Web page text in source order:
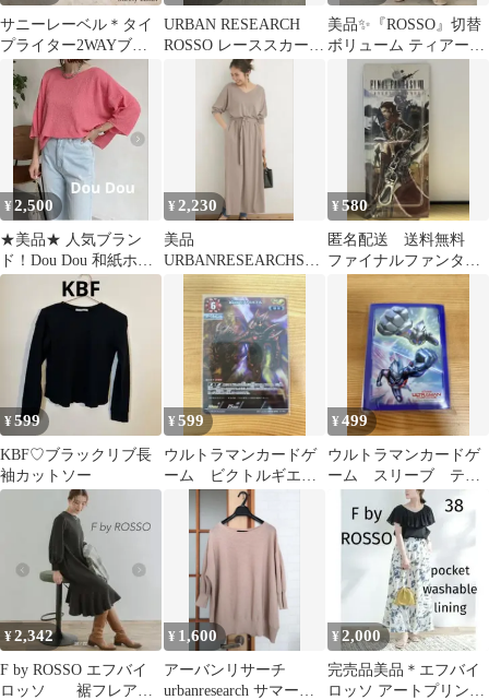
サニーレーベル＊タイ
プライター2WAYブラ
ウス
URBAN RESEARCH
ROSSO レーススカート
タイト Iライン 36
美品✨『ROSSO』切替
ボリューム ティアード
ギャザー マキシ スカー
¥2,500
★美品★ 人気ブラン
ド！Dou Dou 和紙ホー
ルガーメントボートネ
ックニット
¥ 2,230
美品
URBANRESEARCHSO
NNYLABELVドルマン
マキシワンピース
¥580
匿名配送 送料無料
ファイナルファンタジ
ー ロッソ 武器 キ
ーホルダー
¥599
KBF♡ブラックリブ長
袖カットソー
¥599
ウルトラマンカードゲ
ーム ビクトルギエ
ル AP BP08-070 美品
¥499
ウルトラマンカードゲ
ーム スリーブ ティ
ガ ブレーザー 70枚
入 未開封
¥2,342
F by ROSSO エフバイ
ロッソ 裾フレアワ
¥ 1,600
アーバンリサーチ
urbanresearch サマーセ
¥2,000
完売品美品＊エフバイ
ロッソ アートプリント